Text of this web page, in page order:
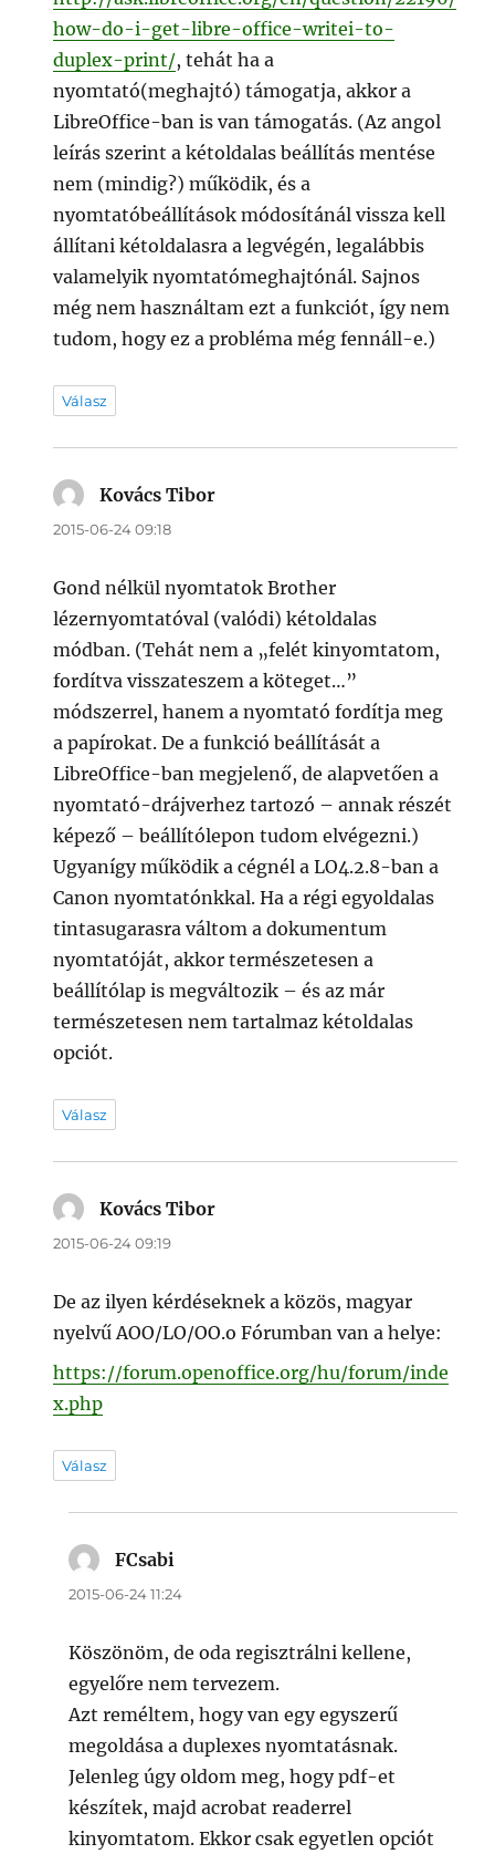
how-do-i-get-libre-office-writei-to-
duplex-print/, tehát ha a
nyomtató(meghajtó) támogatja, akkor a
LibreOffice-ban is van támogatás. (Az angol
leírás szerint a kétoldalas beállítás mentése
nem (mindig?) működik, és a
nyomtatóbeállítások módosítánál vissza kell
állítani kétoldalasra a legvégén, legalábbis
valamelyik nyomtatómeghajtónál. Sajnos
még nem használtam ezt a funkciót, így nem
tudom, hogy ez a probléma még fennáll-e.)
Válasz
Kovács Tibor
2015-06-24 09:18
Gond nélkül nyomtatok Brother
lézernyomtatóval (valódi) kétoldalas
módban. (Tehát nem a „felét kinyomtatom,
fordítva visszateszem a köteget…”
módszerrel, hanem a nyomtató fordítja meg
a papírokat. De a funkció beállítását a
LibreOffice-ban megjelenő, de alapvetően a
nyomtató-drájverhez tartozó – annak részét
képező – beállítólepon tudom elvégezni.)
Ugyanígy működik a cégnél a LO4.2.8-ban a
Canon nyomtatónkkal. Ha a régi egyoldalas
tintasugarasra váltom a dokumentum
nyomtatóját, akkor természetesen a
beállítólap is megváltozik – és az már
természetesen nem tartalmaz kétoldalas
opciót.
Válasz
Kovács Tibor
2015-06-24 09:19
De az ilyen kérdéseknek a közös, magyar
nyelvű AOO/LO/OO.o Fórumban van a helye:
https://forum.openoffice.org/hu/forum/inde
x.php
Válasz
FCsabi
2015-06-24 11:24
Köszönöm, de oda regisztrálni kellene,
egyelőre nem tervezem.
Azt reméltem, hogy van egy egyszerű
megoldása a duplexes nyomtatásnak.
Jelenleg úgy oldom meg, hogy pdf-et
készítek, majd acrobat readerrel
kinyomtatom. Ekkor csak egyetlen opciót